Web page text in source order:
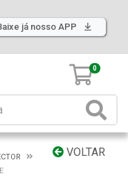
já nosso APP
0
VOLTAR